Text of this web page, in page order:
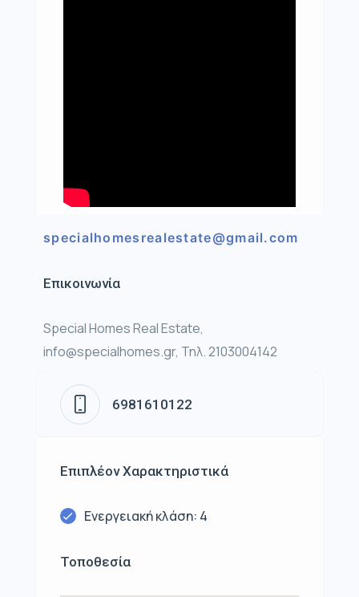
specialhomesrealestate@gmail.com
Επικοινωνία
Special Homes Real Estate,
info@specialhomes.gr, Τηλ. 2103004142
6981610122
Επιπλέον Χαρακτηριστικά
Ενεργειακή κλάση: 4
Τοποθεσία